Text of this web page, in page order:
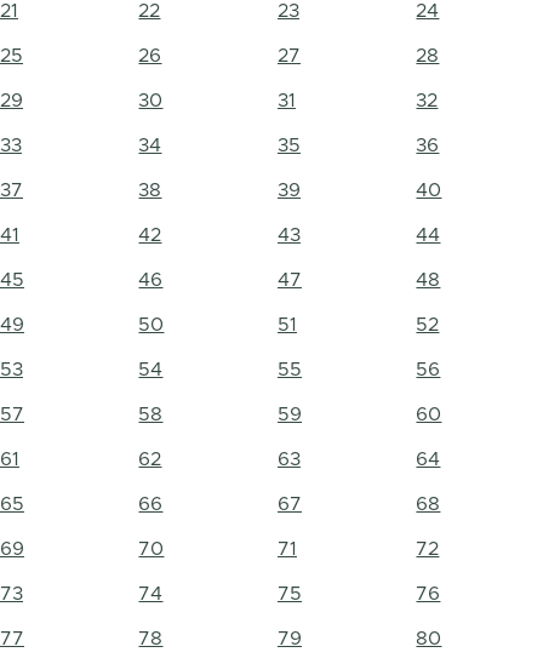
21 22 23 24
25 26 27 28
29 30 31 32
33 34 35 36
37 38 39 40
41 42 43 44
45 46 47 48
49 50 51 52
53 54 55 56
57 58 59 60
61 62 63 64
65 66 67 68
69 70 71 72
73 74 75 76
77 78 79 80